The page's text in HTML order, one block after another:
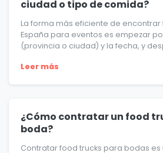
ciudad o tipo de comida?
La forma más eficiente de encontrar
España para eventos es empezar
(provincia o ciudad) y la fecha, y
Leer más
¿Cómo contratar un food
boda?
Contratar food trucks para bodas es